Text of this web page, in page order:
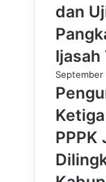
dan
Ijasah
PPPK